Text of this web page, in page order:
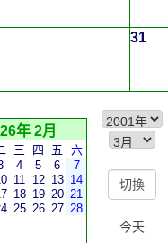
31
年 2月
三 四 五
六
4 5 6
7
11 12 13 14
18 19 20 21
25 26 27 28
今天